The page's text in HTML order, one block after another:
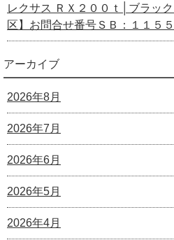
レクサス ＲＸ２００ｔ│ブラッ
区】お問合せ番号ＳＢ：１１５
アーカイブ
2026年8月
2026年7月
2026年6月
2026年5月
2026年4月